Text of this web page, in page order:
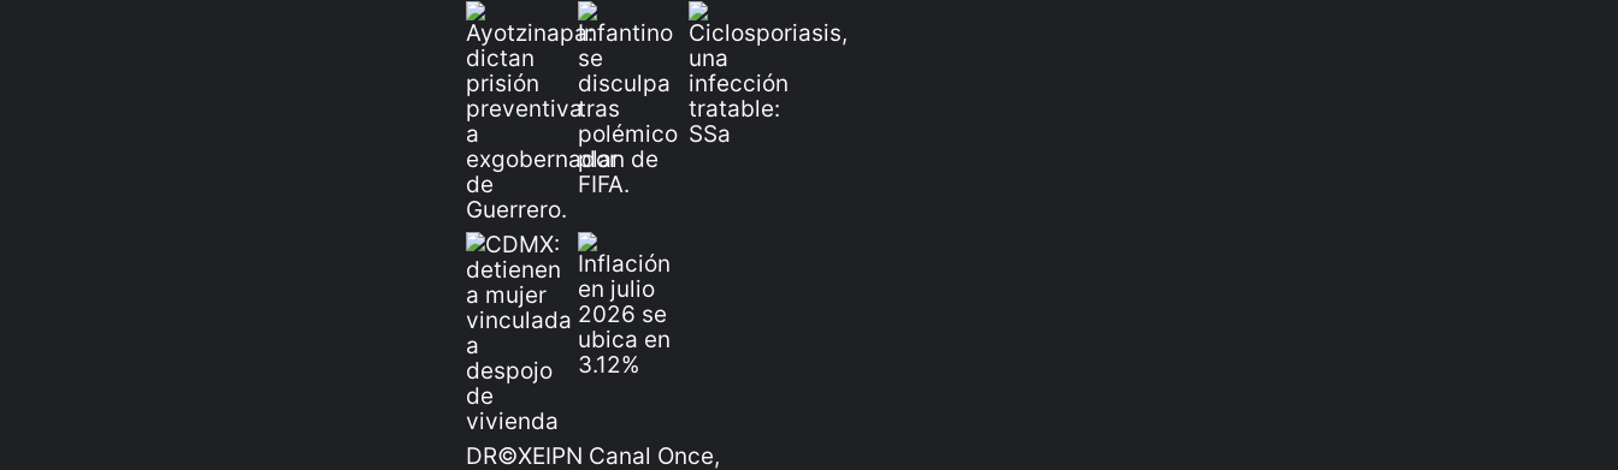
DR©XEIPN Canal Once,